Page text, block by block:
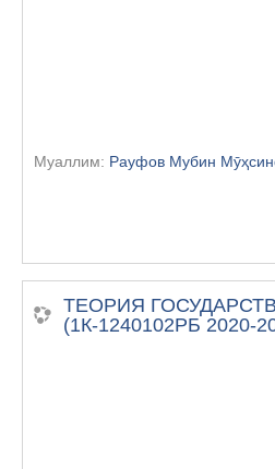
Муаллим: Рауфов Мубин
ТЕОРИЯ
(1К-1240102РБ 2020-